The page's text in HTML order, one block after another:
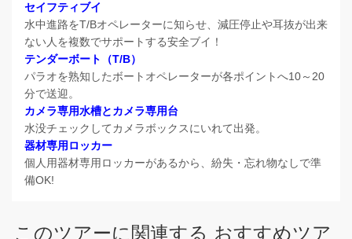
セイフティブイ
水中進路をT/Bオペレーターに知らせ、減圧停止や耳抜が出来
ない人を複数でサポートする安全ブイ！
テンダーボート（T/B）
パラオを熟知したボートオペレーターが各ポイントへ10～20
分で送迎。
カメラ専用水槽とカメラ専用台
水没チェックしてカメラボックスにいれて出発。
器材専用ロッカー
個人用器材専用ロッカーがあるから、紛失・忘れ物なしで準
備OK!
このツアーに関連する おすすめツア